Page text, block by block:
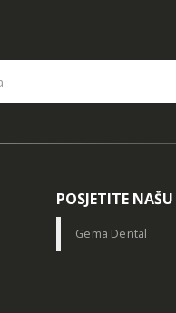
POSJETITE
Gema Dental